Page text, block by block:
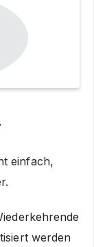
einfach,
werden